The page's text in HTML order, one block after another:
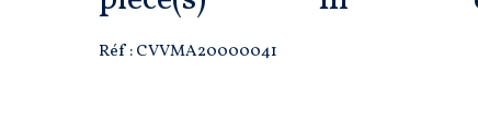
Réf : CVVMA20000041